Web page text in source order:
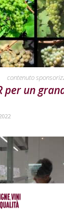
contenuto
per un